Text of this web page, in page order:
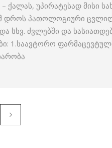
უპირატესად მისი
დროს პათოლოგიური
სხვ. ძვლებში და
1.საავტორო